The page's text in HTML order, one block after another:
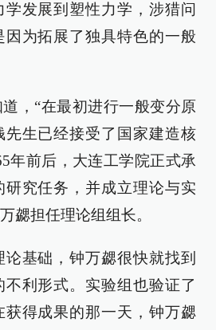
发展到塑性力学，涉猎问
因为拓展了独具特色的一般
，“在最初进行一般变分原
先生已经接受了国家建造核
年前后，大连工学院正式承
究任务，并成立理论与实
勰担任理论组组长。
基础，钟万勰很快就找到
利形式。实验组也验证了
获得成果的那一天，钟万勰